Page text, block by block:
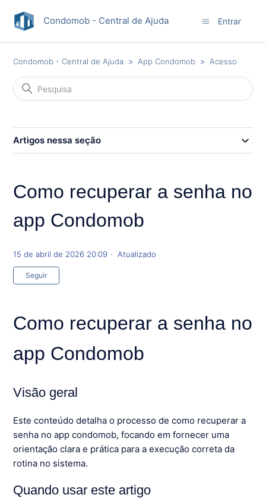
Condomob - Central de Ajuda Entrar
Condomob - Central de Ajuda App Condomob Acesso
Artigos nessa seção
Como recuperar a senha no
app Condomob
15 de abril de 2026 20:09 Atualizado
Seguir
Como recuperar a senha no
app Condomob
Visão geral
Este conteúdo detalha o processo de como recuperar a
senha no app condomob, focando em fornecer uma
orientação clara e prática para a execução correta da
rotina no sistema.
Quando usar este artigo